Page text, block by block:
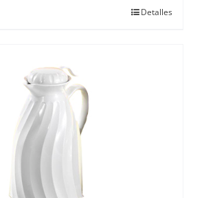
Detalles